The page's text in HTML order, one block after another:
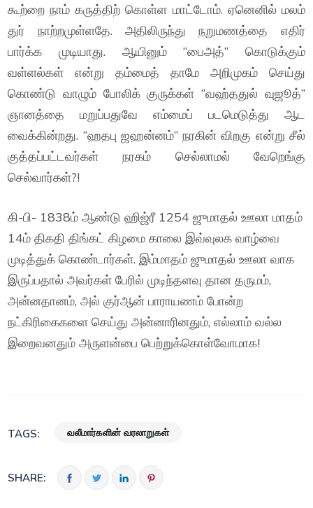
கூற்றை நாம் கருத்திற் கொள்ள மாட்டோம். ஏனெனில் மலம்
துர் நாற்றமுள்ளதே. அதிலிருந்து நறுமணத்தை எதிர்
பார்க்க முடியாது. ஆயினும் “பைஅத்” கொடுக்கும்
வள்ளல்கள் என்று தம்மைத் தாமே அறிமுகம் செய்து
கொண்டு வாழும் போலிக் குருக்கள் “வஹ்ததுல் வுஜூத்”
ஞானத்தை மறுப்பதுவே எம்மைப் படமெடுத்து ஆட
வைக்கின்றது. “ஹதபு ஜஹன்னம்” நரகின் விறகு என்று சீல்
குத்தப்பட்டவர்கள் நரகம் செல்லாமல் வேறெங்கு
செல்வார்கள்?!
கி-பி- 1838ம் ஆண்டு ஹிஜ்ரீ 1254 ஜுமாதல் ஊலா மாதம்
14ம் திகதி திங்கட் கிழமை காலை இவ்வுலக வாழ்வை
முடித்துக் கொண்டார்கள். இம்மாதம் ஜுமாதல் ஊலா வாக
இருப்பதால் அவர்கள் பேரில் முடிந்தளவு தான தருமம்,
அன்னதானம், அல் குர்ஆன் பாராயணம் போன்ற
நட்கிரிகைகளை செய்து அன்னாரினதும், எல்லாம் வல்ல
இறைவனதும் அருளன்பை பெற்றுக்கொள்வோமாக!
TAGS: வலீமார்களின் வரலாறுகள்
SHARE: